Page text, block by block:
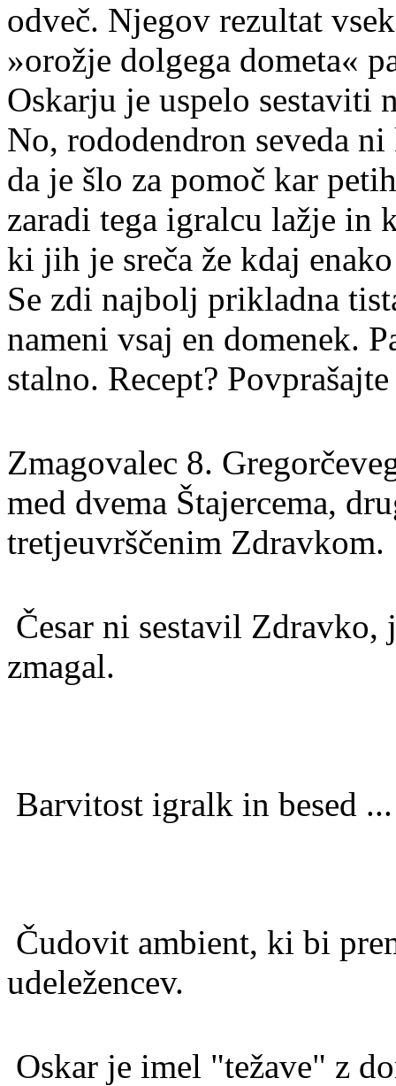
odveč. Njegov rezultat
»orožje dolgega dometa«
Oskarju je uspelo sestaviti
No, rododendron seveda
da je šlo za pomoč kar
zaradi tega igralcu lažje in
ki jih je sreča že kdaj
Se zdi najbolj prikladna
nameni vsaj en domenek.
stalno. Recept?
Zmagovalec 8.
med dvema Štajercema,
tretjeuvrščenim Zdravkom.
Česar ni sestavil Zdravko,
zmagal.
Barvitost igralk in besed ...
Čudovit ambient, ki bi
udeležencev.
Oskar je imel "težave" z